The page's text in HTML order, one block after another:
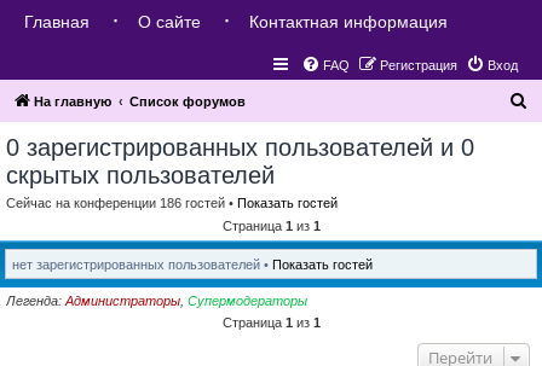
Главная О сайте Контактная информация
Вход
Регистрация
FAQ
На главную Список форумов
0 зарегистрированных пользователей и 0
скрытых пользователей
Сейчас на конференции 186 гостей • Показать гостей
Страница 1 из 1
нет зарегистрированных пользователей • Показать гостей
Легенда: Администраторы Супермодераторы
Страница 1 из 1
Перейти